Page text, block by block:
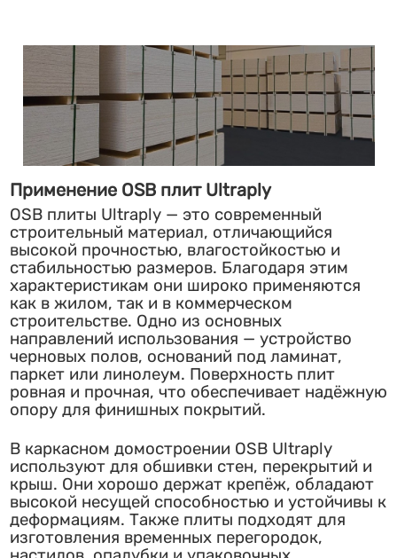
Применение OSB плит Ultraply
OSB плиты Ultraply — это современный
строительный материал, отличающийся
высокой прочностью, влагостойкостью и
стабильностью размеров. Благодаря этим
характеристикам они широко применяются
как в жилом, так и в коммерческом
строительстве. Одно из основных
направлений использования — устройство
черновых полов, оснований под ламинат,
паркет или линолеум. Поверхность плит
ровная и прочная, что обеспечивает надёжную
опору для финишных покрытий.
В каркасном домостроении OSB Ultraply
используют для обшивки стен, перекрытий и
крыш. Они хорошо держат крепёж, обладают
высокой несущей способностью и устойчивы к
деформациям. Также плиты подходят для
изготовления временных перегородок,